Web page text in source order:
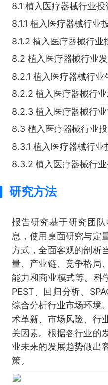
8.1 植入医疗器械行业
8.1.1 植入医疗器械行业
8.1.2 植入医疗器械行业
8.2 植入医疗器械行业
8.2.1 植入医疗器械行业
8.2.2 植入医疗器械行
8.2.3 植入医疗器械行
8.3 植入医疗器械行业
8.3.1 植入医疗器械行业
8.3.2 植入医疗器械行
研究方法
报告研究基于研究团
息，使用桌面研究与定
方式，全面客观的剖析
量、产业链、竞争格局
能力和商业模式等。科
PEST、回归分析、
综合分析行业市场环境
术革新、市场风险、行
关因素。根据各行业的
业未来的发展趋势做出
策。